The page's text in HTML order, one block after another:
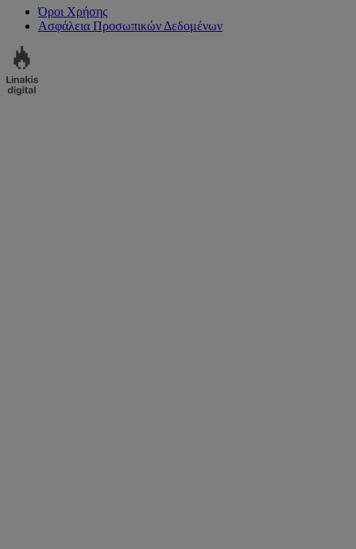
Όροι Χρήσης
Ασφάλεια Προσωπικών Δεδομένων